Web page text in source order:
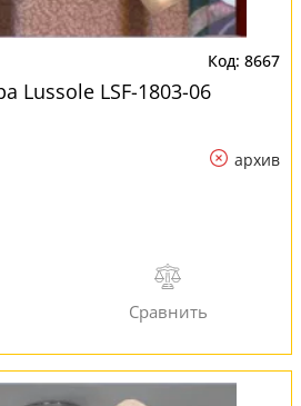
8667
Lussole LSF-1803-06
архив